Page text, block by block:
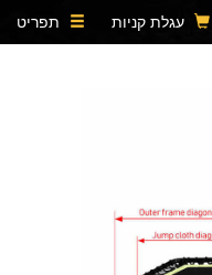
עגלת קניות תפריט